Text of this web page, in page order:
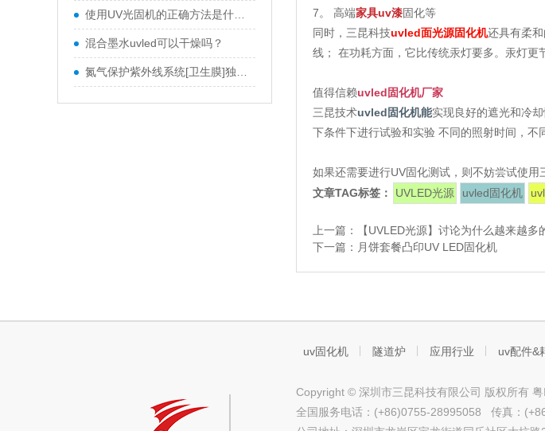
使用UV光固机的正确方法是什么？UV光固机如何保养？
混合墨水uvled可以干燥吗？
氮气保护紫外线系统[卫生膜]独家定制
7。 高端家具uv漆固化等
同时，三昆科技uvled面光源固化机还具有柔
线； 在功耗方面，它比传统汞灯要多。汞灯更
值得信赖uvled固化机厂家
三昆技术uvled固化机能实现良好的遮光和冷
下条件下进行试验和实验 不同的照射时间，不
如果还需要进行UV固化测试，则不妨尝试使用
文章TAG标签：
UVLED光源 uvled固化机
上一篇：
【UVLED光源】讨论为什么越来越
下一篇： 月饼套餐凸印UV LED固化机
uv固化机 隧道炉 应用行业 uv配件&
Copyright © 深圳市三昆科技有限公司 版权所有
全国服务电话：(+86)0755-28995058 传真：